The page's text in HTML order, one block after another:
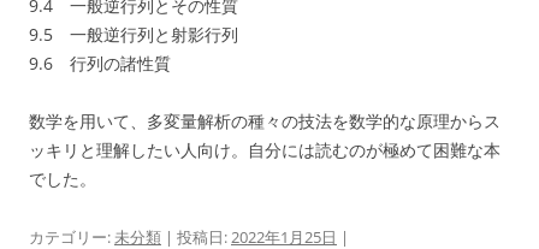
9.4 一般逆行列とその性質
9.5 一般逆行列と射影行列
9.6 行列の諸性質
数学を用いて、多変量解析の種々の技法を数学的な原理からス
ッキリと理解したい人向け。自分には読むのが極めて困難な本
でした。
カテゴリー:未分類 | 投稿日:2022年1月25日 |